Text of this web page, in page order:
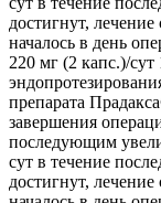
достигнут,
началось в день
220 мг (2 капс.)/
препарата
завершения
последующим
сут в течение
достигнут,